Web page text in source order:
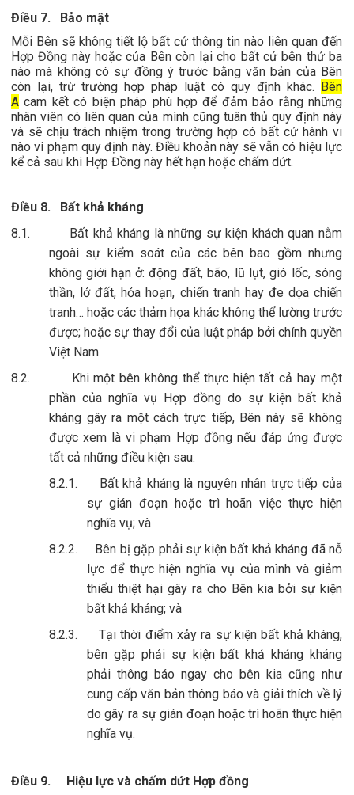
Điều 7.
Bảo mật
Mỗi Bên sẽ không tiết lộ bất cứ thông tin nào liên quan đến
Hợp Đồng này hoặc của Bên còn lại cho bất cứ bên thứ ba
nào mà không có sự đồng ý trước bằng văn bản của Bên
còn lại, trừ trường hợp pháp luật có quy định khác. Bên
A cam kết có biện pháp phù hợp để đảm bảo rằng những
nhân viên có liên quan của mình cũng tuân thủ quy định này
và sẽ chịu trách nhiệm trong trường hợp có bất cứ hành vi
nào vi phạm quy định này. Điều khoản này sẽ vẫn có hiệu lực
kể cả sau khi Hợp Đồng này hết hạn hoặc chấm dứt.
Điều 8.
Bất khả kháng
8.1.
Bất khả kháng là những sự kiện khách quan nằm
ngoài sự kiểm soát của các bên bao gồm nhưng
không giới hạn ở: động đất, bão, lũ lụt, gió lốc, sóng
thần, lở đất, hỏa hoạn, chiến tranh hay đe dọa chiến
tranh… hoặc các thảm họa khác không thể lường trước
được; hoặc sự thay đổi của luật pháp bởi chính quyền
Việt Nam.
8.2.
Khi một bên không thể thực hiện tất cả hay một
phần của nghĩa vụ Hợp đồng do sự kiện bất khả
kháng gây ra một cách trực tiếp, Bên này sẽ không
được xem là vi phạm Hợp đồng nếu đáp ứng được
tất cả những điều kiện sau:
8.2.1.
Bất khả kháng là nguyên nhân trực tiếp của
sự gián đoạn hoặc trì hoãn việc thực hiện
nghĩa vụ; và
8.2.2.
Bên bị gặp phải sự kiện bất khả kháng đã nỗ
lực để thực hiện nghĩa vụ của mình và giảm
thiểu thiệt hại gây ra cho Bên kia bởi sự kiện
bất khả kháng; và
8.2.3.
Tại thời điểm xảy ra sự kiện bất khả kháng,
bên gặp phải sự kiện bất khả kháng kháng
phải thông báo ngay cho bên kia cũng như
cung cấp văn bản thông báo và giải thích về lý
do gây ra sự gián đoạn hoặc trì hoãn thực hiện
nghĩa vụ.
Điều 9.
Hiệu lực và chấm dứt Hợp đồng